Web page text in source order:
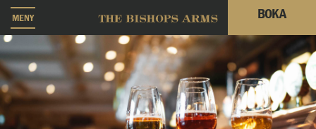
MENY BOKA